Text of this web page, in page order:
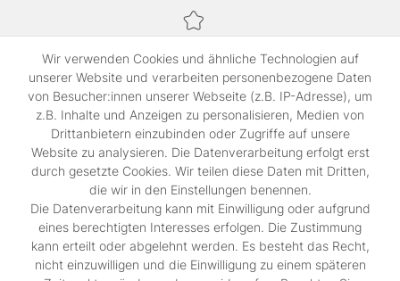
SSL-verschlüsselte Abwicklung für maximale Sicherheit.
Shop
Kontakt
Rechtliches
Widerrufs­recht
Impressum
Daten­schutz­erklärung
AGB
Wir verwenden Cookies und ähnliche Technologien auf
unserer Website und verarbeiten personenbezogene Daten
von Besucher:innen unserer Webseite (z.B. IP-Adresse), um
z.B. Inhalte und Anzeigen zu personalisieren, Medien von
Drittanbietern einzubinden oder Zugriffe auf unsere
Website zu analysieren. Die Datenverarbeitung erfolgt erst
durch gesetzte Cookies. Wir teilen diese Daten mit Dritten,
die wir in den Einstellungen benennen.
Die Datenverarbeitung kann mit Einwilligung oder aufgrund
eines berechtigten Interesses erfolgen. Die Zustimmung
kann erteilt oder abgelehnt werden. Es besteht das Recht,
nicht einzuwilligen und die Einwilligung zu einem späteren